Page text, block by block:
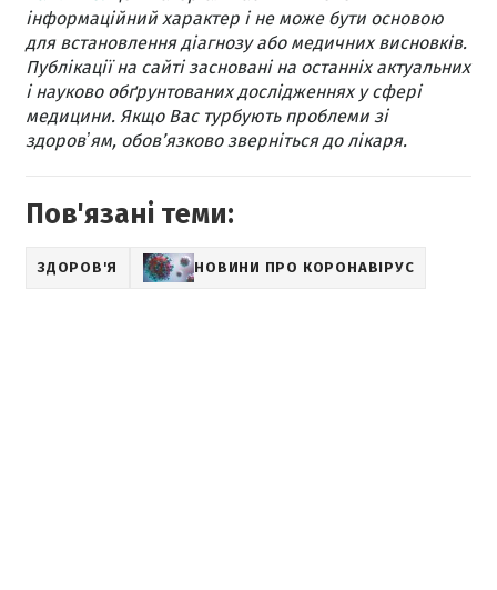
інформаційний характер і не може бути основою
для встановлення діагнозу або медичних висновків.
Публікації на сайті засновані на останніх актуальних
і науково обґрунтованих дослідженнях у сфері
медицини. Якщо Вас турбують проблеми зі
здоровʼям, обов’язково зверніться до лікаря.
Пов'язані теми:
ЗДОРОВ'Я НОВИНИ ПРО КОРОНАВІРУС